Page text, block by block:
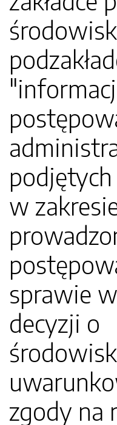
podjętych
w
sprawie
decyzji o
zgody na